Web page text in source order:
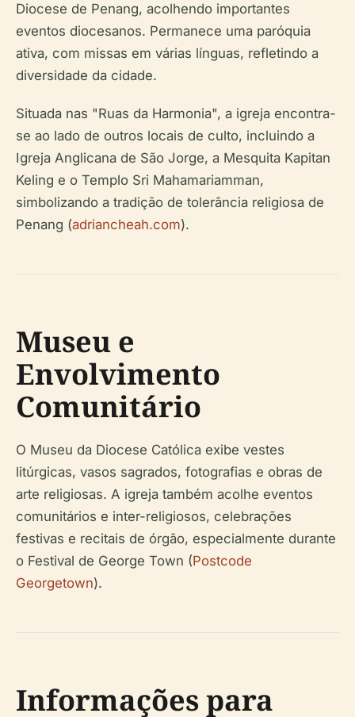
Diocese de Penang, acolhendo importantes
eventos diocesanos. Permanece uma paróquia
ativa, com missas em várias línguas, refletindo a
diversidade da cidade.
Situada nas "Ruas da Harmonia", a igreja encontra-
se ao lado de outros locais de culto, incluindo a
Igreja Anglicana de São Jorge, a Mesquita Kapitan
Keling e o Templo Sri Mahamariamman,
simbolizando a tradição de tolerância religiosa de
Penang (adriancheah.com).
Museu e
Envolvimento
Comunitário
O Museu da Diocese Católica exibe vestes
litúrgicas, vasos sagrados, fotografias e obras de
arte religiosas. A igreja também acolhe eventos
comunitários e inter-religiosos, celebrações
festivas e recitais de órgão, especialmente durante
o Festival de George Town (Postcode
Georgetown).
Informações para